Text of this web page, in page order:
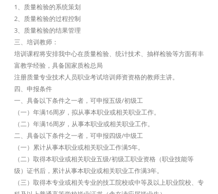
1、质量检验的系统策划
2、质量检验的过程控制
3、质量检验的结果管理
三、培训教师：
培训课程将安排我中心在质量检验、统计技术、抽样检验等方面有丰
富教学经验，具备国家质检总局
注册质量专业技术人员职业考试培训师资资格的教师主讲。
四、申报条件
一、具备以下条件之一者，可申报五级/初级工
（一）年满16周岁，拟从事本职业或相关职业工作。
（二）年满16周岁，从事本职业或相关职业工作。
二、具备以下条件之一者，可申报四级/中级工
（一）累计从事本职业或相关职业工作满5年。
（二）取得本职业或相关职业五级/初级工职业资格（职业技能等
级）证书后，累计从事本职业或相关职业工作满3年。
（三）取得本专业或相关专业的技工院校或中等及以上职业院校、专